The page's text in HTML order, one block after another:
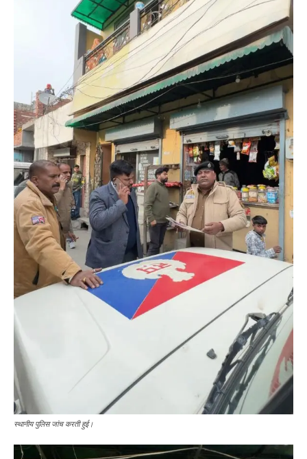
स्थानीय पुलिस जांच करती हुई।